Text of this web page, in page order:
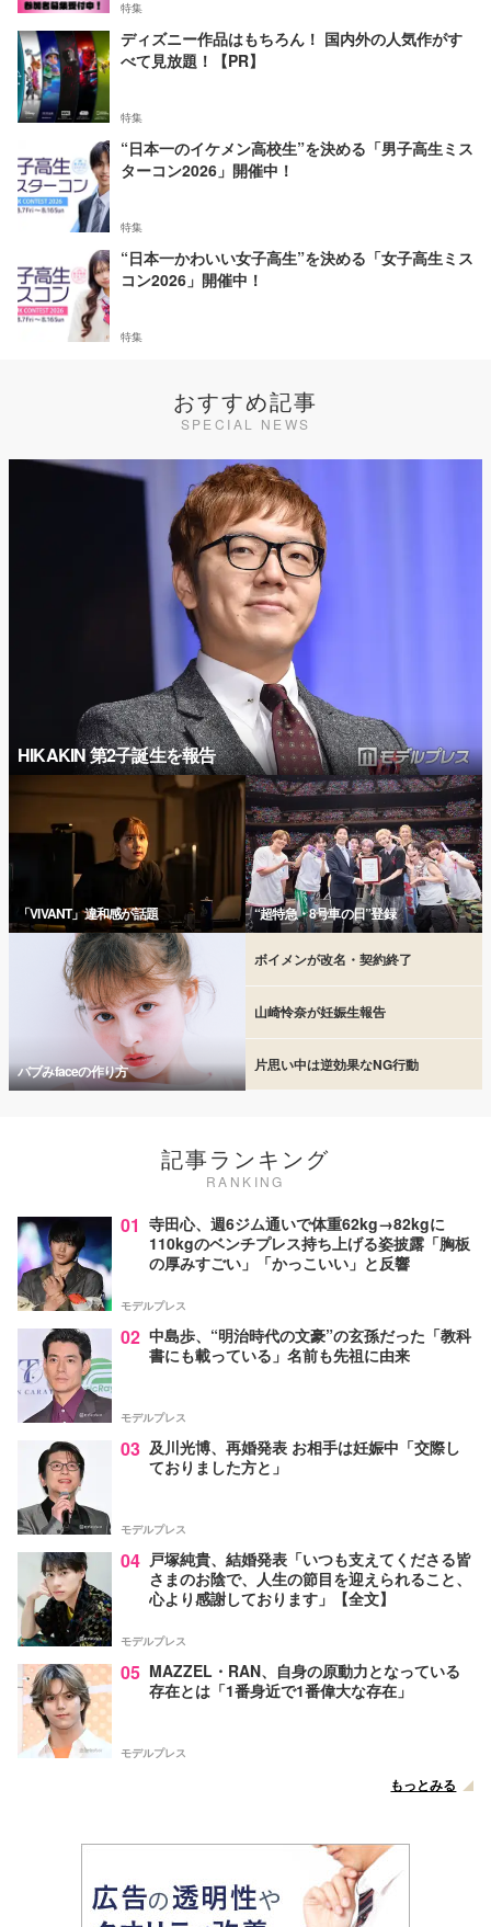
特集
ディズニー作品はもちろん！ 国内外の人気作がす
べて見放題！【PR】
特集
“日本一のイケメン高校生”を決める「男子高生ミス
ターコン2026」開催中！
特集
“日本一かわいい女子高生”を決める「女子高生ミス
コン2026」開催中！
特集
おすすめ記事
SPECIAL NEWS
HIKAKIN 第2子誕生を報告
「VIVANT」違和感が話題 “超特急・8号車の日”登録
バブみfaceの作り方
ボイメンが改名・契約終了
山崎怜奈が妊娠生報告
片思い中は逆効果なNG行動
記事ランキング
RANKING
01 寺田心、週6ジム通いで体重62kg→82kgに
110kgのベンチプレス持ち上げる姿披露「胸板
の厚みすごい」「かっこいい」と反響
モデルプレス
02 中島歩、“明治時代の文豪”の玄孫だった「教科
書にも載っている」名前も先祖に由来
モデルプレス
03 及川光博、再婚発表 お相手は妊娠中「交際し
ておりました方と」
モデルプレス
04 戸塚純貴、結婚発表「いつも支えてくださる皆
さまのお陰で、人生の節目を迎えられること、
心より感謝しております」【全文】
モデルプレス
05 MAZZEL・RAN、自身の原動力となっている
存在とは「1番身近で1番偉大な存在」
モデルプレス
もっとみる